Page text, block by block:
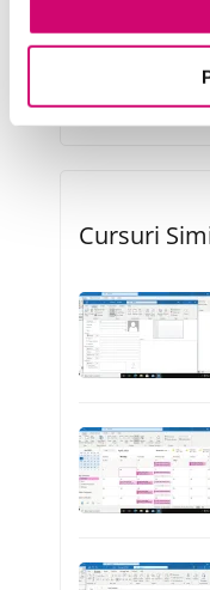
Transformare
Vânzări și
Cursuri